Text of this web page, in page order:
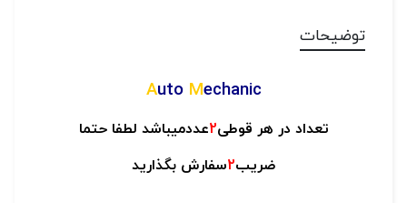
توضیحات
Auto Mechanic
تعداد در هر قوطی2عددمیباشد لطفا حتما
ضریب2سفارش بگذارید